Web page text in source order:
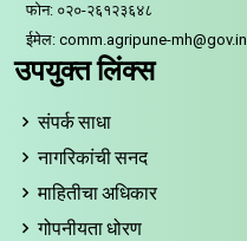
फोन: ०२०-२६१२३६४८
ईमेल: comm.agripune-mh@gov.in
उपयुक्त लिंक्स
संपर्क साधा
नागरिकांची सनद
माहितीचा अधिकार
गोपनीयता धोरण